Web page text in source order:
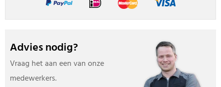
Advies nodig?
Vraag het aan een van onze
medewerkers.